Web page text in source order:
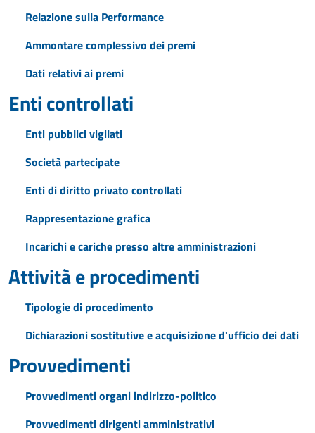
Relazione sulla Performance
Ammontare complessivo dei premi
Dati relativi ai premi
Enti controllati
Enti pubblici vigilati
Società partecipate
Enti di diritto privato controllati
Rappresentazione grafica
Incarichi e cariche presso altre amministrazioni
Attività e procedimenti
Tipologie di procedimento
Dichiarazioni sostitutive e acquisizione d'ufficio dei dati
Provvedimenti
Provvedimenti organi indirizzo-politico
Provvedimenti dirigenti amministrativi